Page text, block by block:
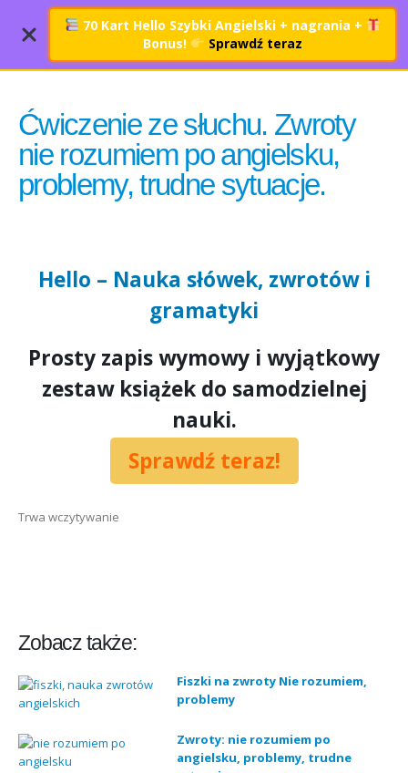
Ćwiczenie ze słuchu. Zwroty
nie rozumiem po angielsku,
problemy, trudne sytuacje.
Hello – Nauka słówek, zwrotów i
gramatyki
Prosty zapis wymowy i wyjątkowy
zestaw książek do samodzielnej
nauki.
Sprawdź teraz!
Trwa wczytywanie
Zobacz także:
Fiszki na zwroty Nie rozumiem,
problemy
Zwroty: nie rozumiem po
angielsku, problemy, trudne
70 Kart Hello Szybki Angielski + nagrania +
Bonus!
Sprawdź teraz